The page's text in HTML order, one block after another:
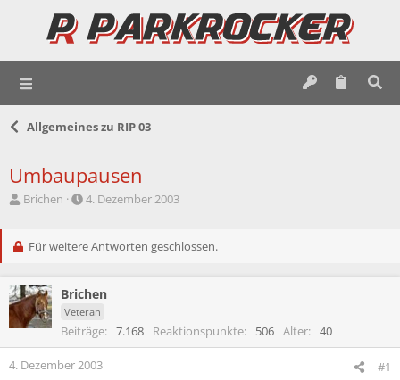
Allgemeines zu RIP 03
Umbaupausen
E
t
l
e
r
Brichen
E
t
l
t
a
m
4. Dezember 2003
Für weitere Antworten geschlossen.
Brichen
Veteran
Beiträge 7.168 Reaktionspunkte 506 Alter 40
4. Dezember 2003 #1